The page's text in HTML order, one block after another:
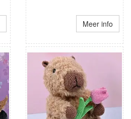
Meer info